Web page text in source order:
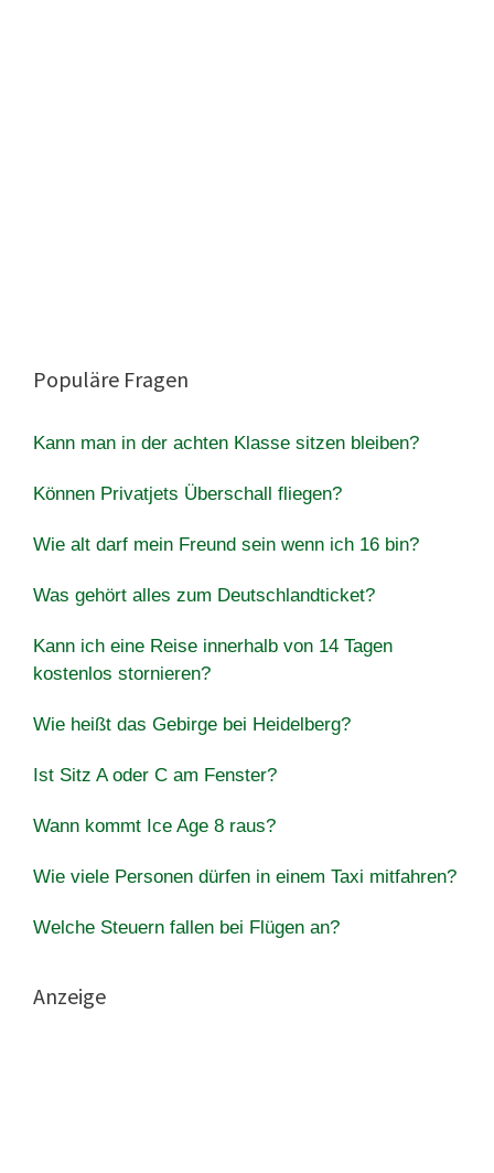
Populäre Fragen
Kann man in der achten Klasse sitzen bleiben?
Können Privatjets Überschall fliegen?
Wie alt darf mein Freund sein wenn ich 16 bin?
Was gehört alles zum Deutschlandticket?
Kann ich eine Reise innerhalb von 14 Tagen
kostenlos stornieren?
Wie heißt das Gebirge bei Heidelberg?
Ist Sitz A oder C am Fenster?
Wann kommt Ice Age 8 raus?
Wie viele Personen dürfen in einem Taxi mitfahren?
Welche Steuern fallen bei Flügen an?
Anzeige